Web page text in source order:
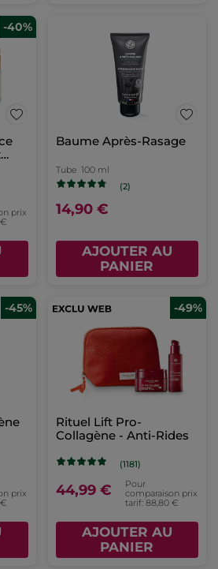
-40%
prix
Baume Après-Rasage
Tube 100 ml
(2)
14,90 €
AJOUTER AU
PANIER
-45%
prix
-49%
Rituel Lift Pro-
Collagène - Anti-Rides
(1181)
44,99 €
Pour
comparaison prix
tarif: 88,80 €
AJOUTER AU
PANIER